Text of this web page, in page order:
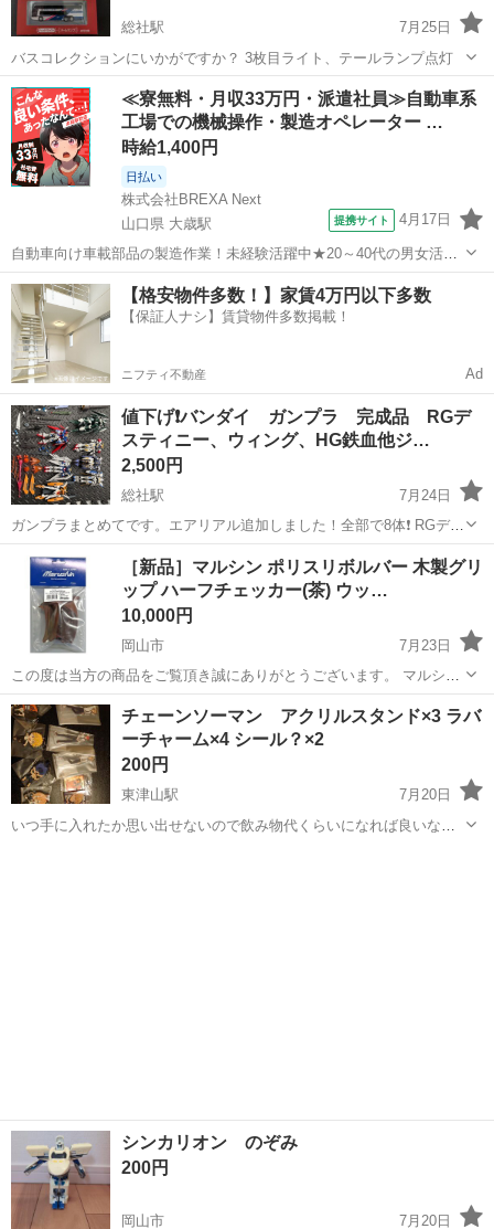
総社駅
7月25日
バスコレクションにいかがですか？ 3枚目ライト、テールランプ点灯
岡山 総社市 総社駅 模型、プラモデル Nゲージ
≪寮無料・月収33万円・派遣社員≫自動車系
工場での機械操作・製造オペレーター …
時給1,400円
日払い
株式会社BREXA Next
山口県 大歳駅
提携サイト 4月17日
自動車向け車載部品の製造作業！未経験活躍中★20～40代の男女活躍
中！友達同士での応募OK！備品付きワンルーム寮費無料！赴任旅費会
社負担！生活支援物資事前対応可◎格安食堂利用可！年間休日135日
♪《山口県山口市》 人気の工...
山口 山口市 大歳駅 その他
【格安物件多数！】家賃4万円以下多数
【保証人ナシ】賃貸物件多数掲載！
ニフティ不動産 Ad
値下げ❗️バンダイ ガンプラ 完成品 RGデ
スティニー、ウィング、HG鉄血他ジ…
2,500円
総社駅
7月24日
ガンプラまとめてです。エアリアル追加しました！全部で8体❗️ RGデス
ティニーやウィングもあってかなりお買い得だと思います😎 ジャンク
です！カスタムや部品とりにどうぞ！ 一体あたり320円弱❗️この機会に
是非‼️ ...
岡山 総社市 総社駅 模型、プラモデル
［新品］マルシン ポリスリボルバー 木製グリ
ップ ハーフチェッカー(茶) ウッ…
10,000円
岡山市
7月23日
この度は当方の商品をご覧頂き誠にありがとうございます。 マルシン
ポリスリボルバー 木製グリップ ハーフチェッカー(茶)の出品です。 こ
ちらは新品未開封のお品になります。 商品は一部を除き写真は使い回
しになります。 ノ...
岡山 岡山市 模型、プラモデル リボルバー
チェーンソーマン アクリルスタンド×3 ラバ
ーチャーム×4 シール？×2
200円
東津山駅
7月20日
いつ手に入れたか思い出せないので飲み物代くらいになれば良いなと
シンカリオン のぞみ
200円
岡山市
7月20日